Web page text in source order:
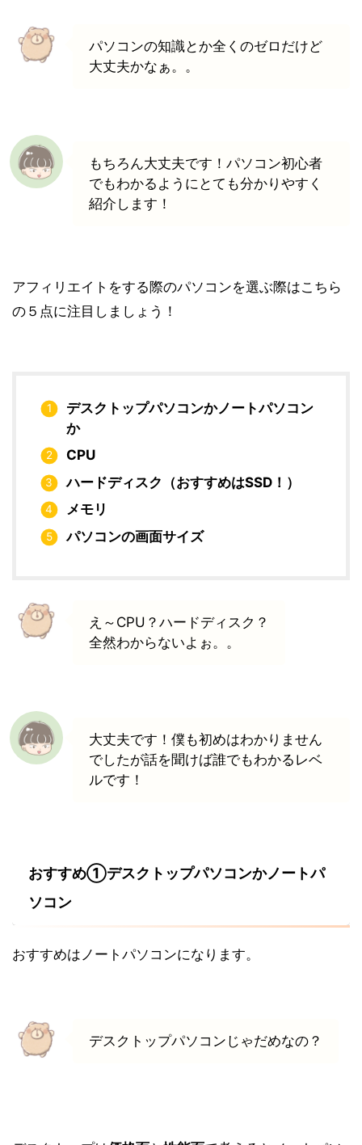
パソコンの知識とか全くのゼロだけど
大丈夫かなぁ。。
もちろん大丈夫です！パソコン初心者
でもわかるようにとても分かりやすく
紹介します！
アフィリエイトをする際のパソコンを選ぶ際はこちら
の５点に注目しましょう！
デスクトップパソコンかノートパソコン
か
CPU
ハードディスク（おすすめはSSD！）
メモリ
パソコンの画面サイズ
え～CPU？ハードディスク？
全然わからないよぉ。。
大丈夫です！僕も初めはわかりません
でしたが話を聞けば誰でもわかるレベ
ルです！
おすすめ①デスクトップパソコンかノートパ
ソコン
おすすめはノートパソコンになります。
デスクトップパソコンじゃだめなの？